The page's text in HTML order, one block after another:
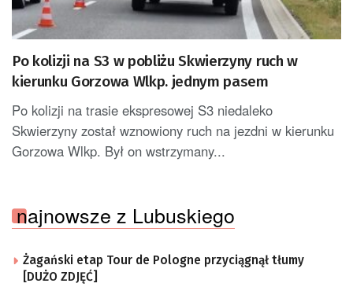
Po kolizji na S3 w pobliżu Skwierzyny ruch w
kierunku Gorzowa Wlkp. jednym pasem
Po kolizji na trasie ekspresowej S3 niedaleko
Skwierzyny został wznowiony ruch na jezdni w kierunku
Gorzowa Wlkp. Był on wstrzymany...
najnowsze z Lubuskiego
Żagański etap Tour de Pologne przyciągnął tłumy
[DUŻO ZDJĘĆ]